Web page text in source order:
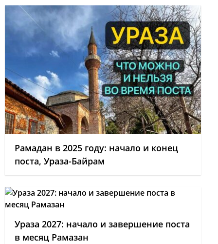
Рамадан в 2025 году: начало и конец
поста, Ураза-Байрам
Ураза 2027: начало и завершение поста
в месяц Рамазан